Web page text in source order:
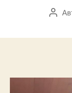
Автор